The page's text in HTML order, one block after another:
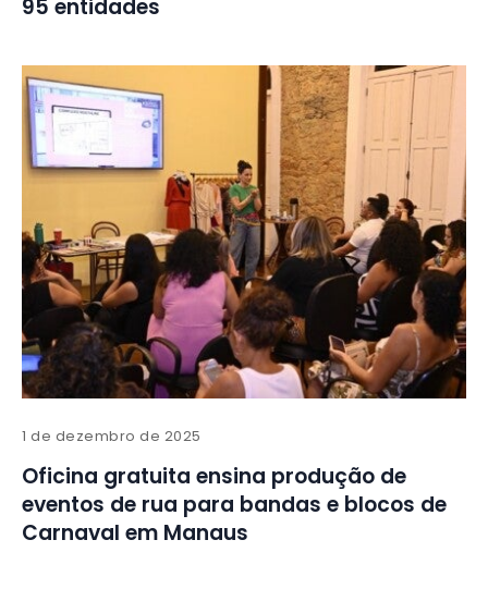
95 entidades
1 de dezembro de 2025
Oficina gratuita ensina produção de
eventos de rua para bandas e blocos de
Carnaval em Manaus